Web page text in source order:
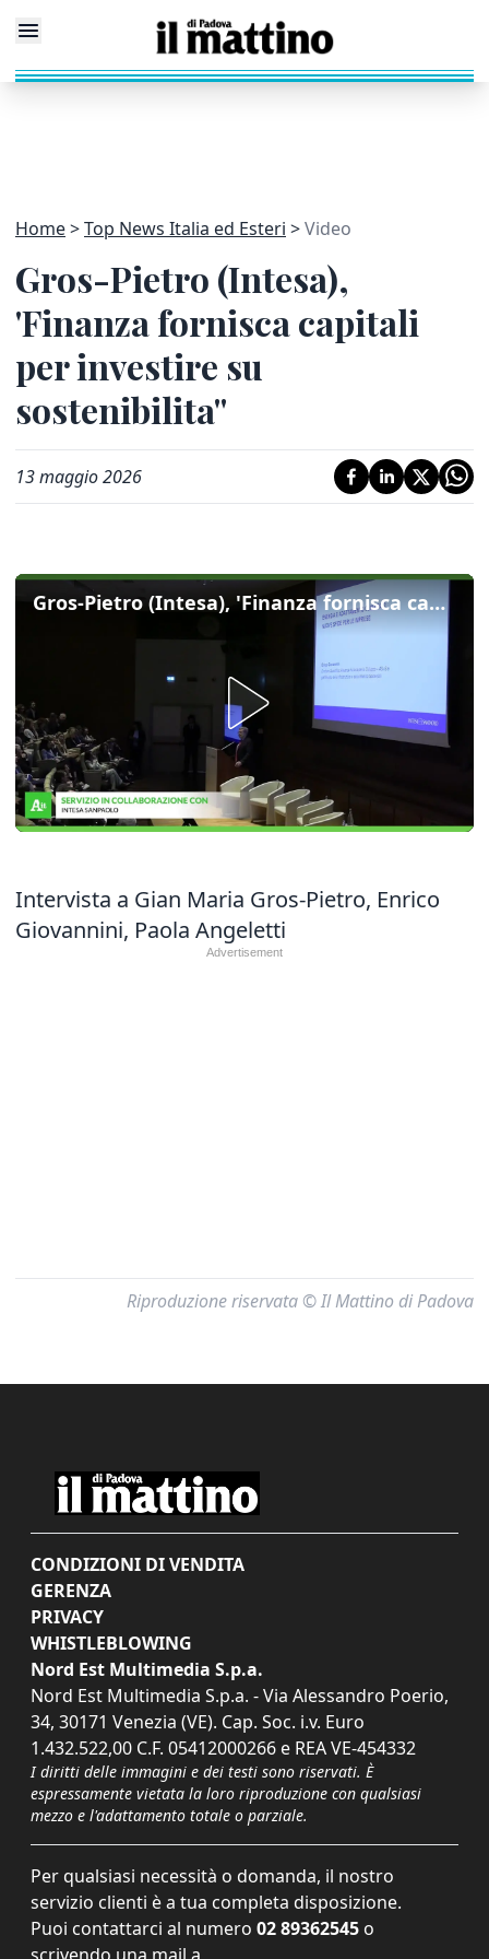
Home Top News Italia ed Esteri Video
Gros-Pietro (Intesa),
'Finanza fornisca capitali
per investire su
sostenibilita''
13 maggio 2026
Gros-Pietro (Intesa), 'Finanza fornisca capitali per investire su sostenibilita''
Intervista a Gian Maria Gros-Pietro, Enrico
Giovannini, Paola Angeletti
Riproduzione riservata © Il Mattino di Padova
CONDIZIONI DI VENDITA
GERENZA
PRIVACY
WHISTLEBLOWING
Nord Est Multimedia S.p.a.
Nord Est Multimedia S.p.a. - Via Alessandro Poerio,
34, 30171 Venezia (VE). Cap. Soc. i.v. Euro
1.432.522,00 C.F. 05412000266 e REA VE-454332
I diritti delle immagini e dei testi sono riservati. È
espressamente vietata la loro riproduzione con qualsiasi
mezzo e l'adattamento totale o parziale.
Per qualsiasi necessità o domanda, il nostro
servizio clienti è a tua completa disposizione.
Puoi contattarci al numero 02 89362545 o